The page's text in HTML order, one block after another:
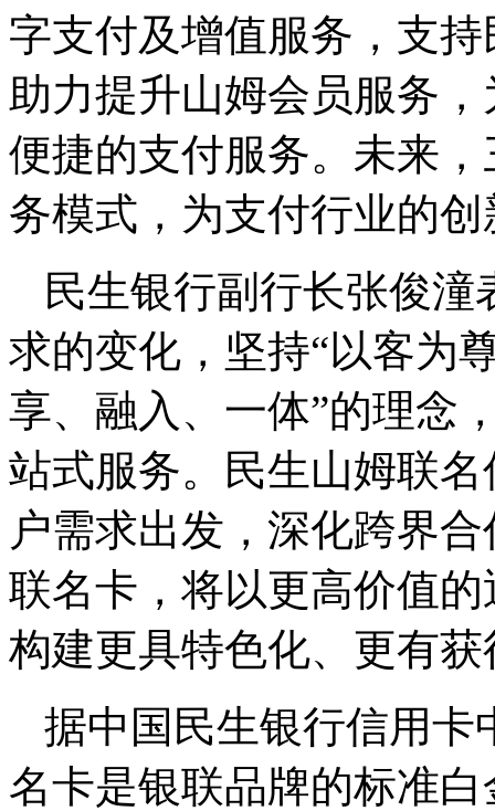
字支付及增值服务，支
助力提升山姆会员服务
便捷的支付服务。未来
务模式，为支付行业的
民生银行副行长张俊
求的变化，坚持“以客为
享、融入、一体”的理念
站式服务。民生山姆联
户需求出发，深化跨界
联名卡，将以更高价值
构建更具特色化、更有
据中国民生银行信用卡
名卡是银联品牌的标准